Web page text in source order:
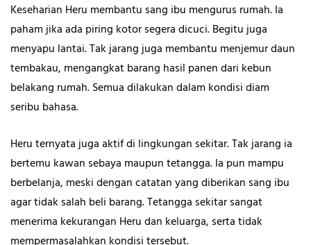
Keseharian Heru membantu sang ibu mengurus rumah. Ia
paham jika ada piring kotor segera dicuci. Begitu juga
menyapu lantai. Tak jarang juga membantu menjemur daun
tembakau, mengangkat barang hasil panen dari kebun
belakang rumah. Semua dilakukan dalam kondisi diam
seribu bahasa.
Heru ternyata juga aktif di lingkungan sekitar. Tak jarang ia
bertemu kawan sebaya maupun tetangga. Ia pun mampu
berbelanja, meski dengan catatan yang diberikan sang ibu
agar tidak salah beli barang. Tetangga sekitar sangat
menerima kekurangan Heru dan keluarga, serta tidak
mempermasalahkan kondisi tersebut.